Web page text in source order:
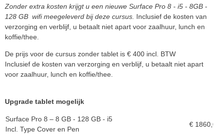
Zonder extra kosten krijgt u een nieuwe Surface Pro 8 - i5 - 8GB -
128 GB wifi meegeleverd bij deze cursus. Inclusief de kosten van
verzorging en verblijf, u betaalt niet apart voor zaalhuur, lunch en
koffie/thee.
De prijs voor de cursus zonder tablet is € 400 incl. BTW
Inclusief de kosten van verzorging en verblijf, u betaalt niet apart
voor zaalhuur, lunch en koffie/thee.
Upgrade tablet mogelijk
Surface Pro 8 – 8 GB - 128 GB - i5
Incl. Type Cover en Pen
€